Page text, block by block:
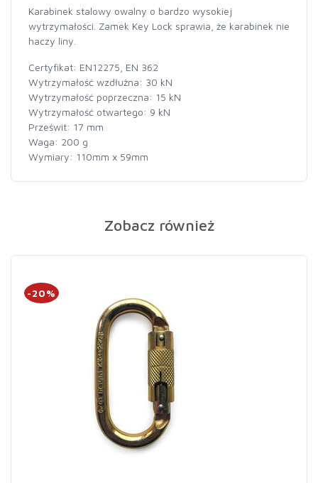
Karabinek stalowy owalny o bardzo wysokiej
wytrzymałości. Zamek Key Lock sprawia, że karabinek nie
haczy liny.
Certyfikat: EN12275, EN 362
Wytrzymałość wzdłużna: 30 kN
Wytrzymałość poprzeczna: 15 kN
Wytrzymałość otwartego: 9 kN
Prześwit: 17 mm
Waga: 200 g
Wymiary: 110mm x 59mm
Zobacz również
-20%